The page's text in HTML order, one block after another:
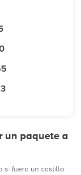
un paquete a
si fuera un castillo